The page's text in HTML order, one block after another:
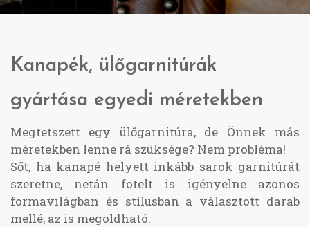
Kanapék, ülőgarnitúrák
gyártása egyedi méretekben
Megtetszett egy ülőgarnitúra, de Önnek más
méretekben lenne rá szüksége? Nem probléma!
Sőt, ha kanapé helyett inkább sarok garnitúrát
szeretne, netán fotelt is igényelne azonos
formavilágban és stílusban a választott darab
mellé, az is megoldható.